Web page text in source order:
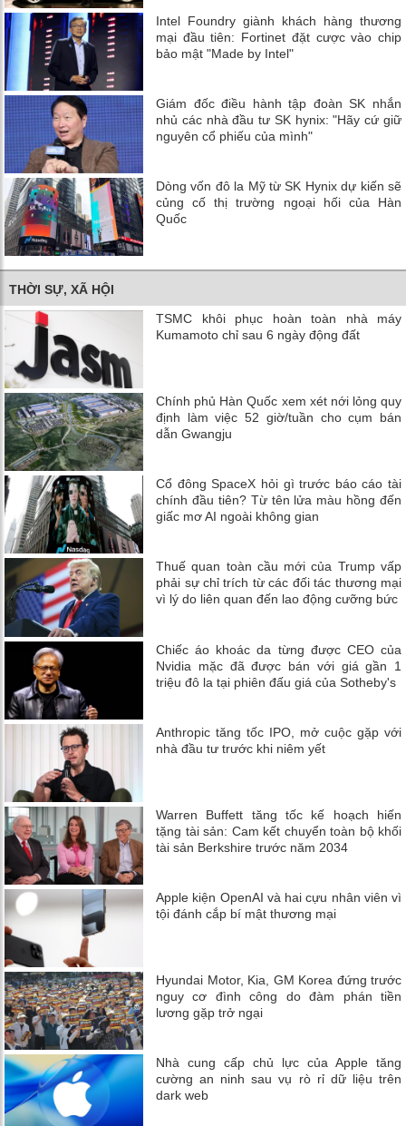
Intel Foundry giành khách hàng thương
mại đầu tiên: Fortinet đặt cược vào chip
bảo mật "Made by Intel"
Giám đốc điều hành tập đoàn SK nhắn
nhủ các nhà đầu tư SK hynix: "Hãy cứ giữ
nguyên cổ phiếu của mình"
Dòng vốn đô la Mỹ từ SK Hynix dự kiến ​​sẽ
củng cố thị trường ngoại hối của Hàn
Quốc
THỜI SỰ, XÃ HỘI
TSMC khôi phục hoàn toàn nhà máy
Kumamoto chỉ sau 6 ngày động đất
Chính phủ Hàn Quốc xem xét nới lỏng quy
định làm việc 52 giờ/tuần cho cụm bán
dẫn Gwangju
Cổ đông SpaceX hỏi gì trước báo cáo tài
chính đầu tiên? Từ tên lửa màu hồng đến
giấc mơ AI ngoài không gian
Thuế quan toàn cầu mới của Trump vấp
phải sự chỉ trích từ các đối tác thương mại
vì lý do liên quan đến lao động cưỡng bức
Chiếc áo khoác da từng được CEO của
Nvidia mặc đã được bán với giá gần 1
triệu đô la tại phiên đấu giá của Sotheby's
Anthropic tăng tốc IPO, mở cuộc gặp với
nhà đầu tư trước khi niêm yết
Warren Buffett tăng tốc kế hoạch hiến
tặng tài sản: Cam kết chuyển toàn bộ khối
tài sản Berkshire trước năm 2034
Apple kiện OpenAI và hai cựu nhân viên vì
tội đánh cắp bí mật thương mại
Hyundai Motor, Kia, GM Korea đứng trước
nguy cơ đình công do đàm phán tiền
lương gặp trở ngại
Nhà cung cấp chủ lực của Apple tăng
cường an ninh sau vụ rò rỉ dữ liệu trên
dark web